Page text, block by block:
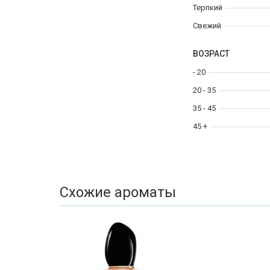
Терпкий
Свежий
ВОЗРАСТ
- 20
20 - 35
35 - 45
45 +
Схожие ароматы